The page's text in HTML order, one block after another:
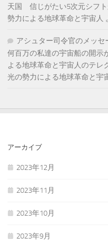
天国 信じがたい5次元シフ
勢力による地球革命と宇宙人
アシュター司令官のメッ
何百万の私達の宇宙船の開示
よる地球革命と宇宙人のテ
光の勢力による地球革命と宇
アーカイブ
2023年12月
2023年11月
2023年10月
2023年9月